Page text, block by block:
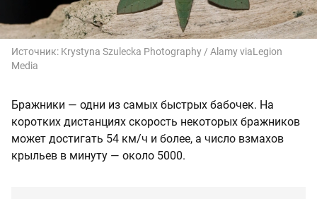
Источник: Krystyna Szulecka Photography / Alamy viaLegion
Media
Бражники — одни из самых быстрых бабочек. На
коротких дистанциях скорость некоторых бражников
может достигать 54 км/ч и более, а число взмахов
крыльев в минуту — около 5000.